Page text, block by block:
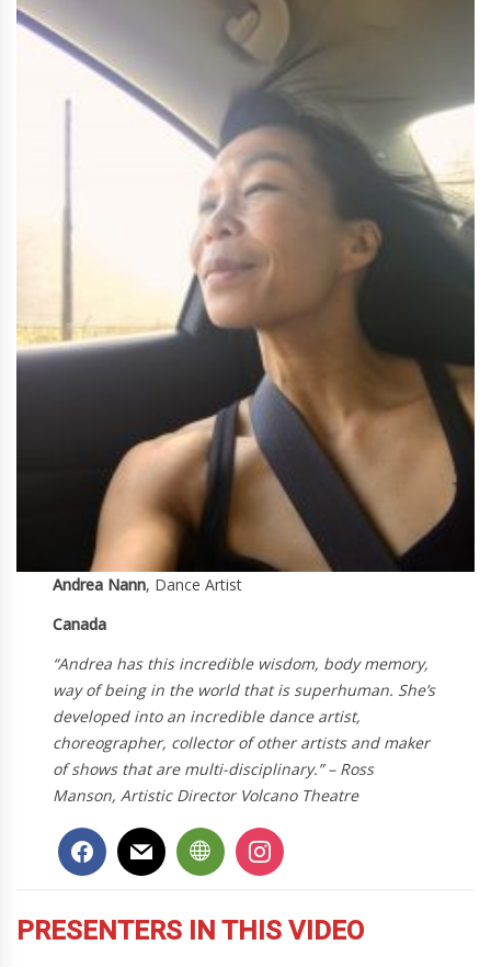
Andrea Nann, Dance Artist
Canada
“Andrea has this incredible wisdom, body memory,
way of being in the world that is superhuman. She’s
developed into an incredible dance artist,
choreographer, collector of other artists and maker
of shows that are multi-disciplinary.” – Ross
Manson, Artistic Director Volcano Theatre
PRESENTERS IN THIS VIDEO